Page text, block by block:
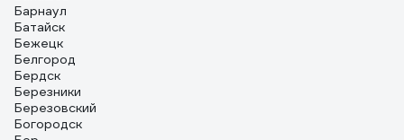
Барнаул
Батайск
Бежецк
Белгород
Бердск
Березники
Березовский
Богородск